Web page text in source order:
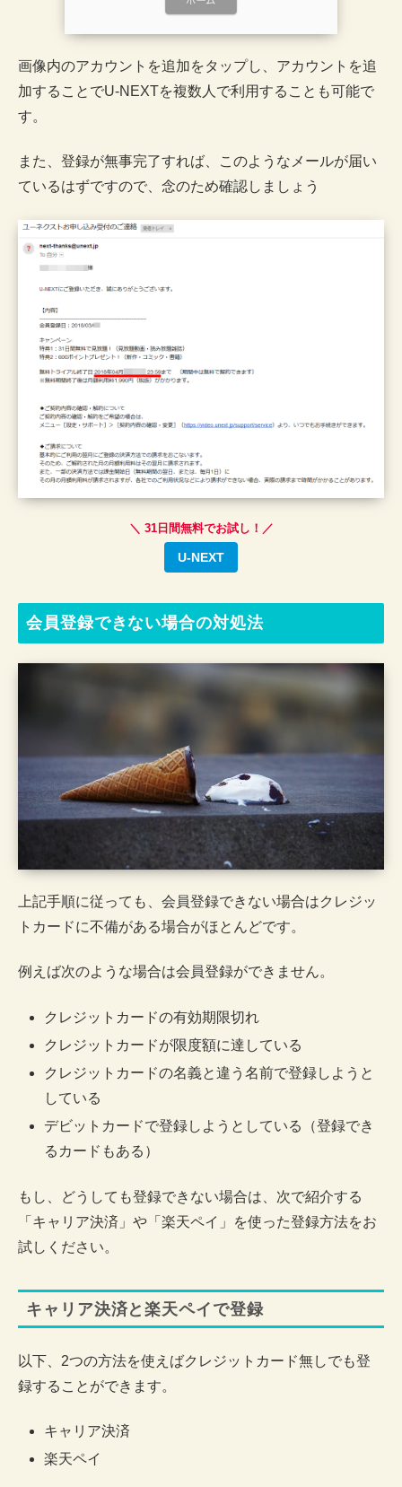
画像内のアカウントを追加をタップし、アカウントを追
加することでU-NEXTを複数人で利用することも可能で
す。
また、登録が無事完了すれば、このようなメールが届い
ているはずですので、念のため確認しましょう
＼ 31日間無料でお試し！／
U-NEXT
会員登録できない場合の対処法
上記手順に従っても、会員登録できない場合はクレジッ
トカードに不備がある場合がほとんどです。
例えば次のような場合は会員登録ができません。
クレジットカードの有効期限切れ
クレジットカードが限度額に達している
クレジットカードの名義と違う名前で登録しようと
している
デビットカードで登録しようとしている（登録でき
るカードもある）
もし、どうしても登録できない場合は、次で紹介する
「キャリア決済」や「楽天ペイ」を使った登録方法をお
試しください。
キャリア決済と楽天ペイで登録
以下、2つの方法を使えばクレジットカード無しでも登
録することができます。
キャリア決済
楽天ペイ